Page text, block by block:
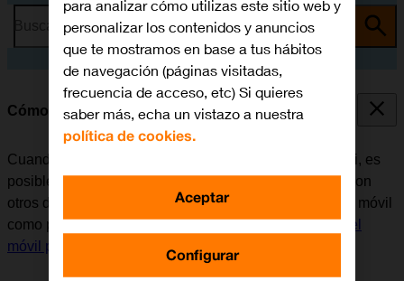
Busca por problema o tema
Cómo utilizar el móvil como punto de acceso Wi-Fi
Cuando se utiliza el móvil como punto de acceso Wi-Fi, es
posible compartir la conexión de internet del teléfono con
otros dispositivos a través de Wi-Fi. Antes de utilizar el móvil
como punto de acceso Wi-Fi, es necesario
configurar el
móvil para internet
para analizar cómo utilizas este sitio web y
personalizar los contenidos y anuncios
que te mostramos en base a tus hábitos
de navegación (páginas visitadas,
frecuencia de acceso, etc) Si quieres
saber más, echa un vistazo a nuestra
política de cookies.
Configurar
Aceptar